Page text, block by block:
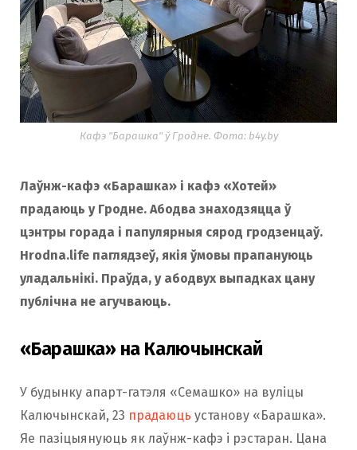
Кафэ "Барашка" ў Гродне. Фота: b4y.by
Лаўнж-кафэ «Барашка» і кафэ «Хотей»
прадаюць у Гродне. Абодва знаходзяцца ў
цэнтры горада і папулярныя сярод гродзенцаў.
Hrodna.life паглядзеў, якія ўмовы прапануюць
уладальнікі. Праўда, у абодвух выпадках цану
публічна не агучваюць.
«Барашка» на Калючынскай
У будынку апарт-гатэля «Семашко» на вуліцы
Калючынскай, 23 прадаюць установу «Барашка».
Яе пазіцыянуюць як лаўнж-кафэ і рэстаран. Цана